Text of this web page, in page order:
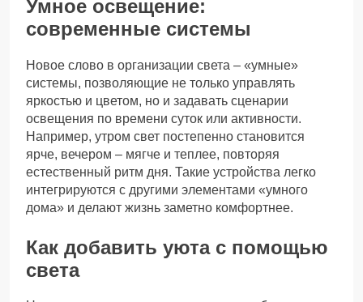
Умное освещение:
современные системы
Новое слово в организации света – «умные»
системы, позволяющие не только управлять
яркостью и цветом, но и задавать сценарии
освещения по времени суток или активности.
Например, утром свет постепенно становится
ярче, вечером – мягче и теплее, повторяя
естественный ритм дня. Такие устройства легко
интегрируются с другими элементами «умного
дома» и делают жизнь заметно комфортнее.
Как добавить уюта с помощью
света